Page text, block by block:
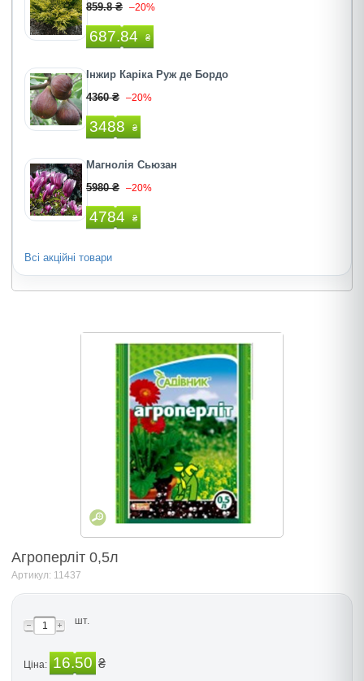
859.8 ₴ –20%
687.84 ₴
Інжир Каріка Руж де Бордо
4360 ₴ –20%
3488 ₴
Магнолія Сьюзан
5980 ₴ –20%
4784 ₴
Всі акційні товари
Агроперліт 0,5л
Артикул: 11437
шт.
Ціна: 16.50 ₴